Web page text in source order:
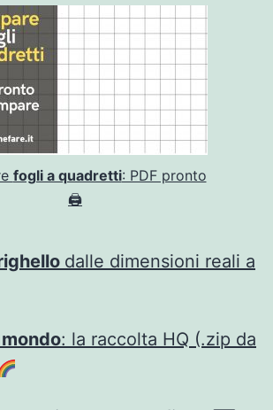
fogli a quadretti: PDF pronto
🖨
dalle dimensioni reali a
: la raccolta HQ (.zip da